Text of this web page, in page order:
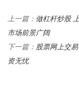
上一篇： 做杠杆炒股
市场前景广阔
下一篇： 股票网上交
资无忧